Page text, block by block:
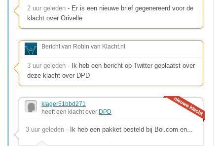
2 uur geleden - Er is een nieuwe brief gegenereerd voor de
klacht over Orivelle
Bericht van Robin van Klacht.nl
3 uur geleden - Ik heb een bericht op Twitter geplaatst over
deze klacht over DPD
klager51bbd271
heeft een klacht over DPD
3 uur geleden - Ik heb een pakket besteld bij Bol.com en...